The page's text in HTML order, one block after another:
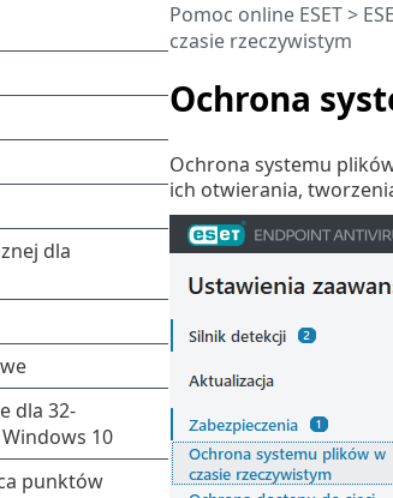
Ochrona
Pomoc online ESET>
czasie rzeczywistym
Ochrona systemu
ich otwierania,